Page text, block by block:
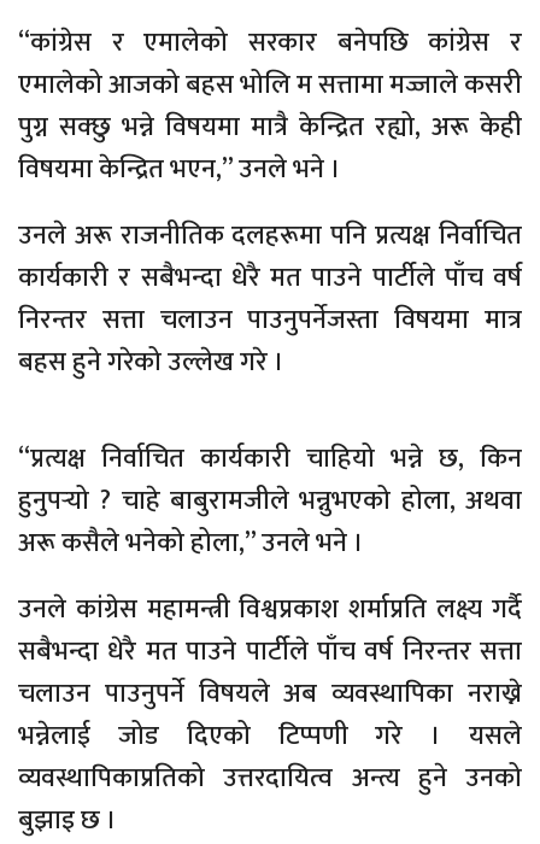
“कांग्रेस र एमालेको सरकार बनेपछि कांग्रेस र
एमालेको आजको बहस भोलि म सत्तामा मज्जाले कसरी
पुग्न सक्छु भन्ने विषयमा मात्रै केन्द्रित रह्यो, अरू केही
विषयमा केन्द्रित भएन,” उनले भने ।
उनले अरू राजनीतिक दलहरूमा पनि प्रत्यक्ष निर्वाचित
कार्यकारी र सबैभन्दा धेरै मत पाउने पार्टीले पाँच वर्ष
निरन्तर सत्ता चलाउन पाउनुपर्नेजस्ता विषयमा मात्र
बहस हुने गरेको उल्लेख गरे ।
“प्रत्यक्ष निर्वाचित कार्यकारी चाहियो भन्ने छ, किन
हुनुपर्‍यो ? चाहे बाबुरामजीले भन्नुभएको होला, अथवा
अरू कसैले भनेको होला,” उनले भने ।
उनले कांग्रेस महामन्त्री विश्वप्रकाश शर्माप्रति लक्ष्य गर्दै
सबैभन्दा धेरै मत पाउने पार्टीले पाँच वर्ष निरन्तर सत्ता
चलाउन पाउनुपर्ने विषयले अब व्यवस्थापिका नराख्ने
भन्नेलाई जोड दिएको टिप्पणी गरे । यसले
व्यवस्थापिकाप्रतिको उत्तरदायित्व अन्त्य हुने उनको
बुझाइ छ ।